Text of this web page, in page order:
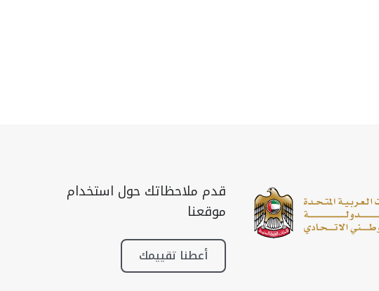
قدم ملاحظاتك حول استخدام
موقعنا
أعطنا تقييمك